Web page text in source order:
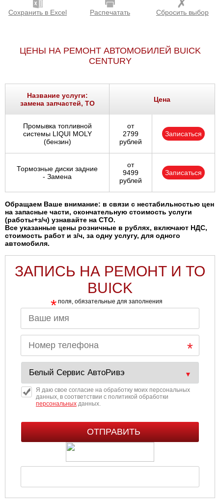
Сохранить в Excel Распечатать Сбросить выбор
ЦЕНЫ НА РЕМОНТ АВТОМОБИЛЕЙ BUICK
CENTURY
Название услуги:
замена запчастей, ТО
Цена
Промывка топливной
системы LIQUI MOLY
(бензин)
от
2799
рублей
Записаться
Тормозные диски задние
- Замена
от
9499
рублей
Записаться
Обращаем Ваше внимание: в связи с нестабильностью цен
на запасные части, окончательную стоимость услуги
(работы+з/ч) узнавайте на СТО.
Все указанные цены розничные в рублях, включают НДС,
стоимость работ и з/ч, за одну услугу, для одного
автомобиля.
ЗАПИСЬ НА РЕМОНТ И ТО
BUICK
* поля, обязательные для заполнения
Я даю свое согласие на обработку моих персональных
данных, в соответствии с политикой обработки
персональныхданных.